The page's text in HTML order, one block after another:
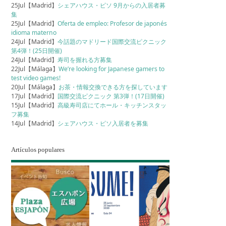
25Jul【Madrid】 シェアハウス・ピソ 9月からの入居者募
集
25Jul【Madrid】Oferta de empleo: Profesor de japonés
idioma materno
24Jul【Madrid】今話題のマドリード国際交流ピクニック
第4弾！(25日開催)
24Jul【Madrid】寿司を握れる方募集
22Jul【Málaga】We’re looking for Japanese gamers to
test video games!
20Jul【Málaga】 お茶・情報交換できる方を探しています
17Jul【Madrid】 国際交流ピクニック 第3弾！(17日開催)
15Jul【Madrid】高級寿司店にてホール・キッチンスタッ
フ募集
14Jul【Madrid】 シェアハウス・ピソ入居者を募集
Artículos populares